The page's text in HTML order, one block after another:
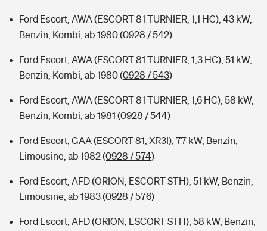
Ford Escort, AWA (ESCORT 81 TURNIER, 1,1 HC), 43 kW,
Benzin, Kombi, ab 1980(0928 / 542)
Ford Escort, AWA (ESCORT 81 TURNIER, 1,3 HC), 51 kW,
Benzin, Kombi, ab 1980(0928 / 543)
Ford Escort, AWA (ESCORT 81 TURNIER, 1,6 HC), 58 kW,
Benzin, Kombi, ab 1981 (0928 / 544)
Ford Escort, GAA (ESCORT 81, XR3I), 77 kW, Benzin,
Limousine, ab 1982(0928 / 574)
Ford Escort, AFD (ORION, ESCORT STH), 51 kW, Benzin,
Limousine, ab 1983(0928 / 576)
Ford Escort, AFD (ORION, ESCORT STH), 58 kW, Benzin,